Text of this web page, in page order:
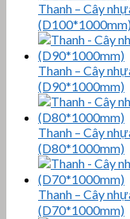
Thanh – Cây
Thanh – Cây
(D90*1000mm)
Thanh – Cây
(D80*1000mm)
Thanh – Cây
(D70*1000mm)